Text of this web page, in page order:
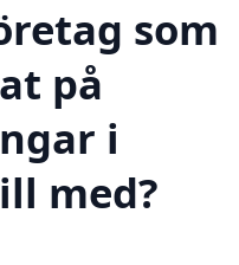
som
på
i
med?